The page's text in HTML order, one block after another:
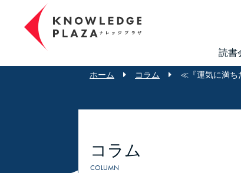
読書
ホーム コラム ≪『運気に満
コラム
COLUMN